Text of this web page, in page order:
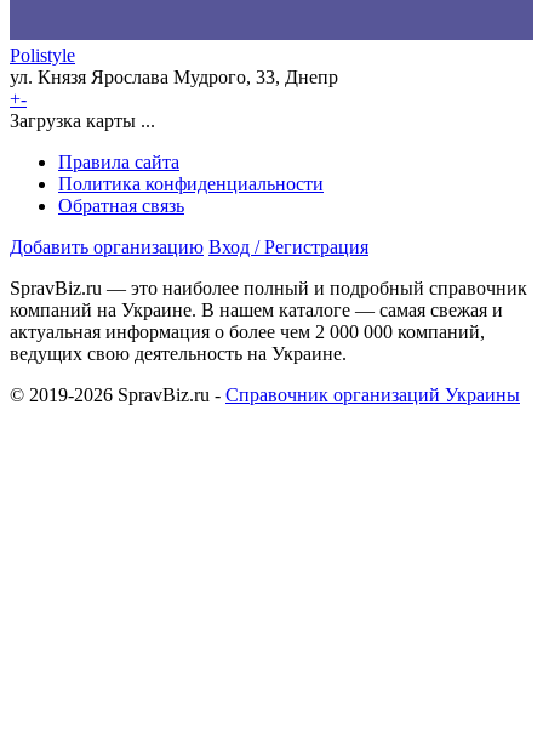
Polistyle
ул. Князя Ярослава Мудрого, 33, Днепр
+-
Загрузка карты ...
Правила сайта
Политика конфиденциальности
Обратная связь
Добавить организацию Вход / Регистрация
SpravBiz.ru — это наиболее полный и подробный справочник
компаний на Украине. В нашем каталоге — самая свежая и
актуальная информация о более чем 2 000 000 компаний,
ведущих свою деятельность на Украине.
© 2019-2026 SpravBiz.ru - Справочник организаций Украины